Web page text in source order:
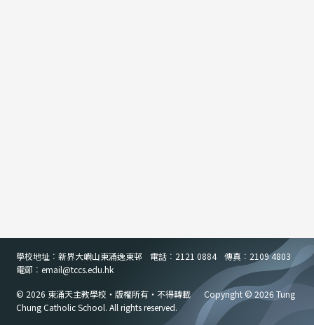
學校地址︰新界大嶼山東涌逸東邨 電話︰2121 0884
傳真︰2109 4803
電郵︰email@tccs.edu.hk
© 2026 東涌天主教學校・版權所有・不得轉載
Copyright © 2026 Tung
Chung Catholic School. All rights reserved.